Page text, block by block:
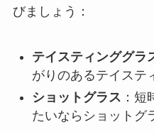
びましょう：
テイスティンググラ
がりのあるテイステ
ショットグラス ：
たいならショットグ